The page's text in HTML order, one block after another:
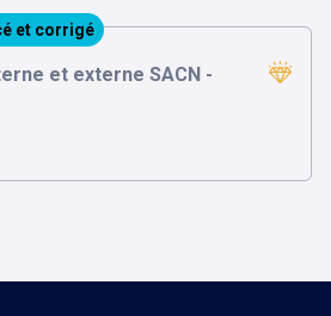
et corrigé
et externe SACN -